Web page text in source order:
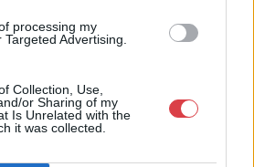
processing my
Advertising.
Collection, Use,
or Sharing of my
Is Unrelated with the
it was collected.
kiegészítette az addigi tevékenységét
Aukciósház. 2022-től saját
www.aukcio.net
MŰTÁRGYAI